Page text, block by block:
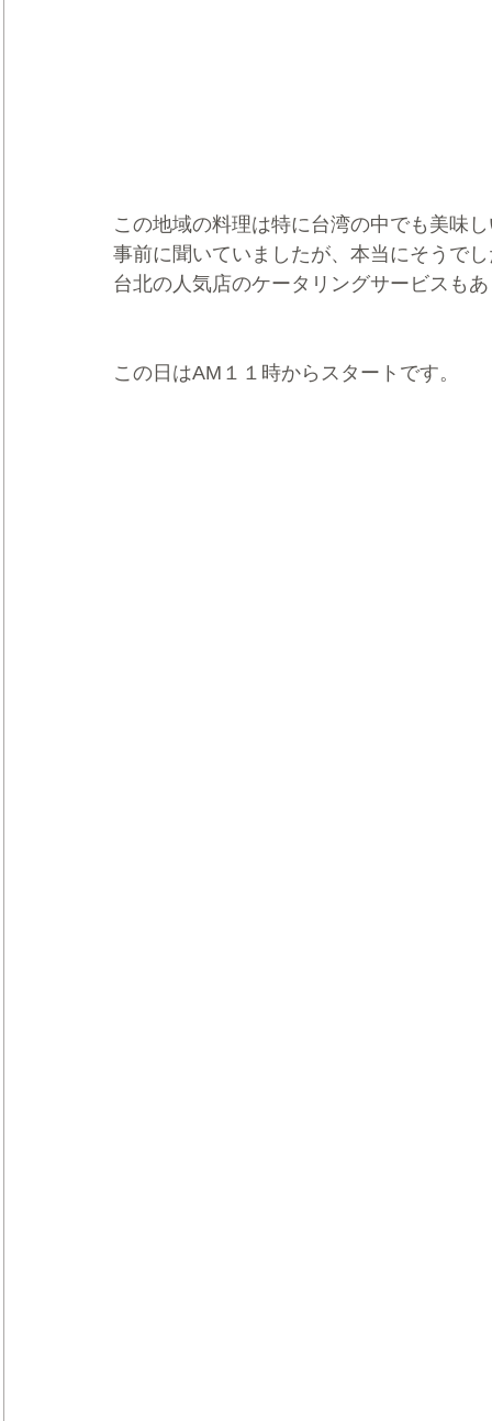
この地域の料理は特に台湾の中でも美味
事前に聞いていましたが、本当にそうで
台北の人気店のケータリングサービスも
この日はAM１１時からスタートです。